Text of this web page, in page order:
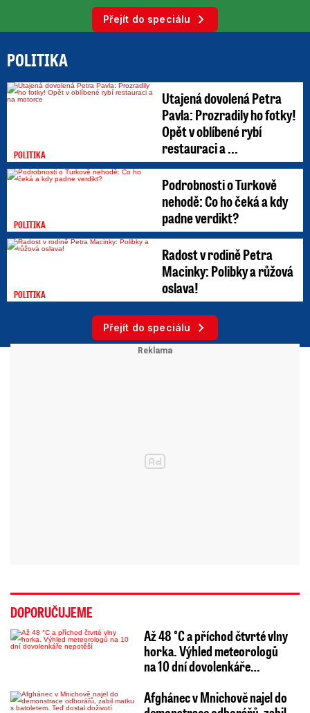
Přejít do speciálu
POLITIKA
POLITIKA
Utajená dovolená Petra
Pavla: Prozradily ho fotky!
Opět v oblíbené rybí
restauraci a ...
POLITIKA
Podrobnosti o Turkově
nehodě: Co ho čeká a kdy
padne verdikt?
POLITIKA
Radost v rodině Petra
Macinky: Polibky a růžová
oslava!
Přejít do speciálu
DOPORUČUJEME
Až 48 °C a příchod čtvrté vlny
horka. Výhled meteorologů
na 10 dní dovolenkáře…
Afghánec v Mnichově najel do